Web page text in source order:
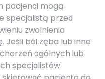
pacjenci mogą
specjalistą przed
zwolnienia
Jeśli ból zęba lub inne
ogólnych lub
specjalistów